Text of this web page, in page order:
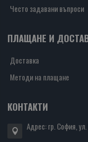
Често задавани въпроси
ПЛАЩАНЕ И
Доставка
Методи на плащане
КОНТАКТИ
Адрес: гр. София,